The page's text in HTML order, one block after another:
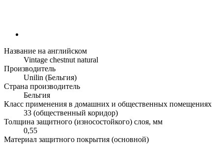
Название на английском
Vintage chestnut natural
Производитель
Unilin (Бельгия)
Страна производитель
Бельгия
Класс применения в домашних и общественных помещениях
33 (общественный коридор)
Толщина защитного (износостойкого) слоя, мм
0,55
Материал защитного покрытия (основной)